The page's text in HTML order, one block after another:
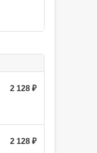
2 128
2 128